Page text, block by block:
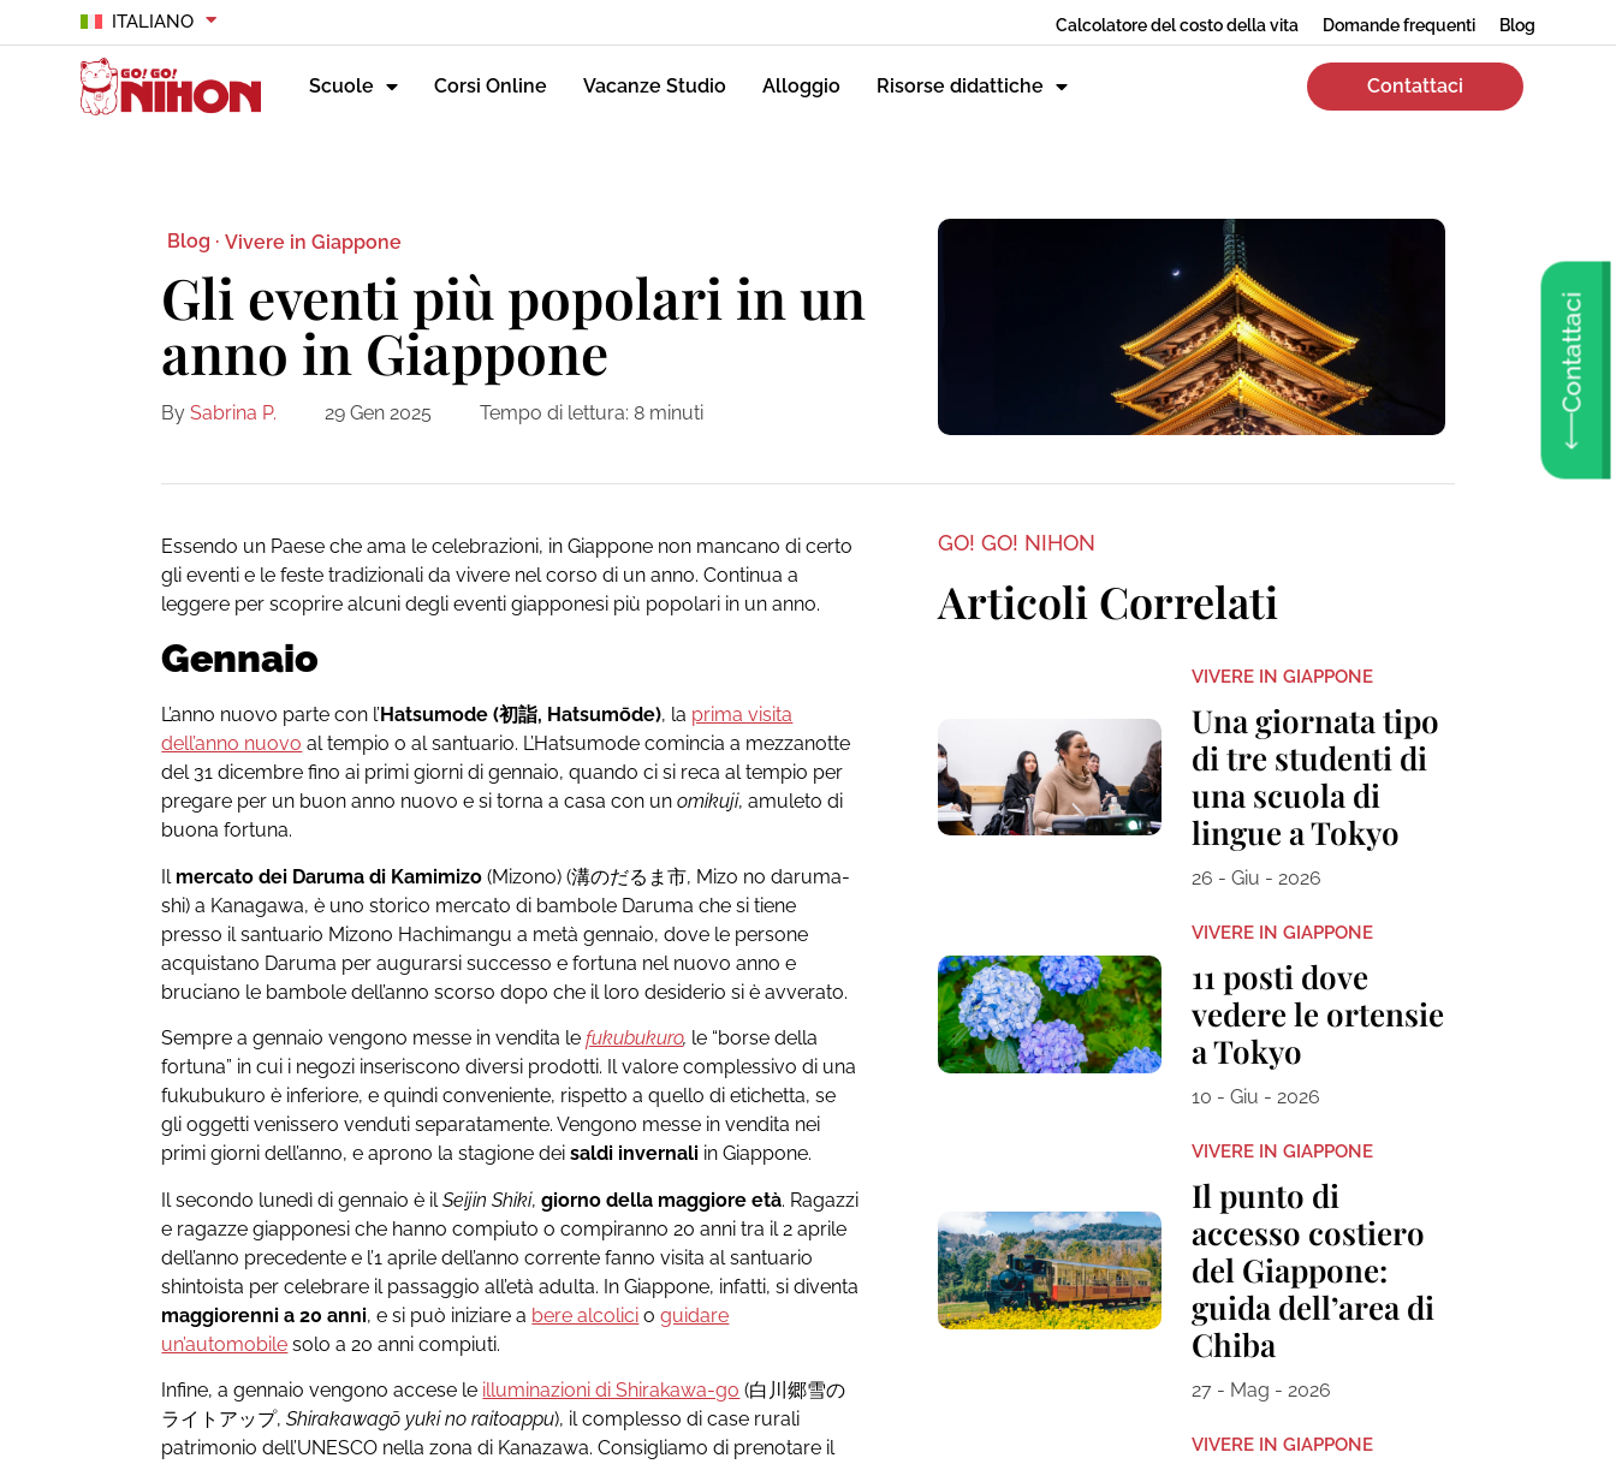
ITALIANO Calcolatore del costo della vita Domande frequenti Blog
Scuole Corsi Online Vacanze Studio Alloggio Risorse didattiche Contattaci
Contattaci
Blog · Vivere in Giappone
Gli eventi più popolari in un
anno in Giappone
By Sabrina P. 29 Gen 2025 Tempo di lettura: 8 minuti
Essendo un Paese che ama le celebrazioni, in Giappone non mancano di certo
gli eventi e le feste tradizionali da vivere nel corso di un anno. Continua a
leggere per scoprire alcuni degli eventi giapponesi più popolari in un anno.
Gennaio
L’anno nuovo parte con l’Hatsumode (初詣, Hatsumōde), la prima visita
dell’anno nuovo al tempio o al santuario. L’Hatsumode comincia a mezzanotte
del 31 dicembre fino ai primi giorni di gennaio, quando ci si reca al tempio per
pregare per un buon anno nuovo e si torna a casa con unomikuji, amuleto di
buona fortuna.
Il mercato dei Daruma di Kamimizo (Mizono) (溝のだるま市, Mizo no daruma-
shi) a Kanagawa, è uno storico mercato di bambole Daruma che si tiene
presso il santuario Mizono Hachimangu a metà gennaio, dove le persone
acquistano Daruma per augurarsi successo e fortuna nel nuovo anno e
bruciano le bambole dell’anno scorso dopo che il loro desiderio si è avverato.
Sempre a gennaio vengono messe in vendita lefukubukuro, le “borse della
fortuna” in cui i negozi inseriscono diversi prodotti. Il valore complessivo di una
fukubukuro è inferiore, e quindi conveniente, rispetto a quello di etichetta, se
gli oggetti venissero venduti separatamente. Vengono messe in vendita nei
primi giorni dell’anno, e aprono la stagione deisaldi invernali in Giappone.
Il secondo lunedì di gennaio è ilSeijin Shiki,giorno della maggiore età. Ragazzi
e ragazze giapponesi che hanno compiuto o compiranno 20 anni tra il 2 aprile
dell’anno precedente e l’1 aprile dell’anno corrente fanno visita al santuario
shintoista per celebrare il passaggio all’età adulta. In Giappone, infatti, si diventa
maggiorenni a 20 anni, e si può iniziare a bere alcolici oguidare
un’automobile solo a 20 anni compiuti.
Infine, a gennaio vengono accese le illuminazioni di Shirakawa-go (白川郷雪の
ライトアップ,Shirakawagō yuki no raitoappu), il complesso di case rurali
patrimonio dell’UNESCO nella zona di Kanazawa. Consigliamo di prenotare il
GO! GO! NIHON
Articoli Correlati
VIVERE IN GIAPPONE
Una giornata tipo
di tre studenti di
una scuola di
lingue a Tokyo
26 - Giu - 2026
VIVERE IN GIAPPONE
11 posti dove
vedere le ortensie
a Tokyo
10 - Giu - 2026
VIVERE IN GIAPPONE
Il punto di
accesso costiero
del Giappone:
guida dell’area di
Chiba
27 - Mag - 2026
VIVERE IN GIAPPONE